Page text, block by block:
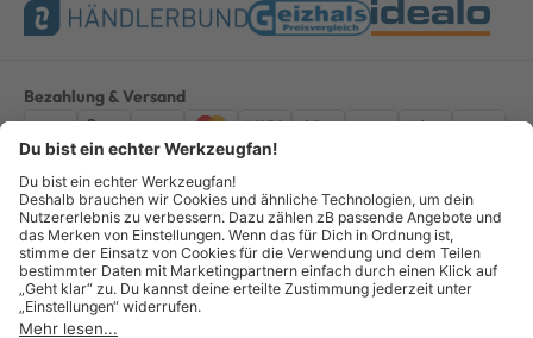
Bezahlung & Versand
ImpressumAGBDatenschutzWiderruf Vertrag widerrufen
Alle Preise verstehen sich inkl. ges. MwSt. *Kostenloser Versand innerhalb
Deutschlands, bei Bestellungen ab 100,00 Euro.
© Copyright 2026 GOTOOLS GmbH - Alle Rechte vorbehalten. powered by
createyourtemplate